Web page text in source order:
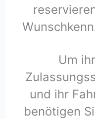
Um
und ihr
benötigen